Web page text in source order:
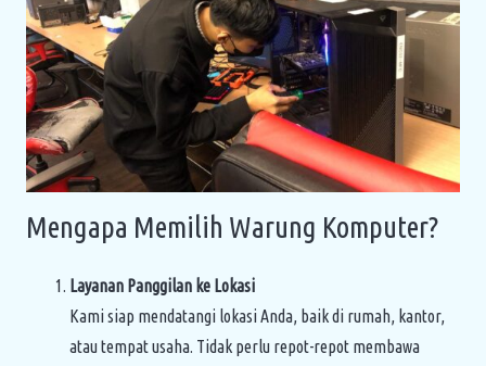
Mengapa Memilih Warung Komputer?
Layanan Panggilan ke Lokasi
Kami siap mendatangi lokasi Anda, baik di rumah, kantor,
atau tempat usaha. Tidak perlu repot-repot membawa